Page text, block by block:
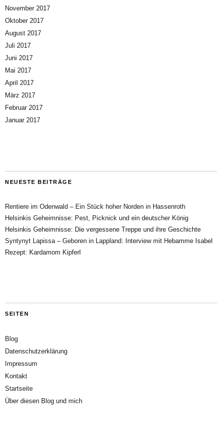
November 2017
Oktober 2017
August 2017
Juli 2017
Juni 2017
Mai 2017
April 2017
März 2017
Februar 2017
Januar 2017
NEUESTE BEITRÄGE
Rentiere im Odenwald – Ein Stück hoher Norden in Hassenroth
Helsinkis Geheimnisse: Pest, Picknick und ein deutscher König
Helsinkis Geheimnisse: Die vergessene Treppe und ihre Geschichte
Syntynyt Lapissa – Geboren in Lappland: Interview mit Hebamme Isabel
Rezept: Kardamom Kipferl
SEITEN
Blog
Datenschutzerklärung
Impressum
Kontakt
Startseite
Über diesen Blog und mich